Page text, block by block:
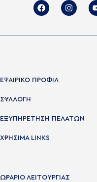
ΕΤΑΙΡΙΚΟ ΠΡΟΦΙΛ
ΣΥΛΛΟΓΗ
ΕΞΥΠΗΡΕΤΗΣΗ ΠΕΛΑΤΩΝ
ΧΡΉΣΙΜΑ LINKS
ΩΡΑΡΙΟ ΛΕΙΤΟΥΡΓΙΑΣ